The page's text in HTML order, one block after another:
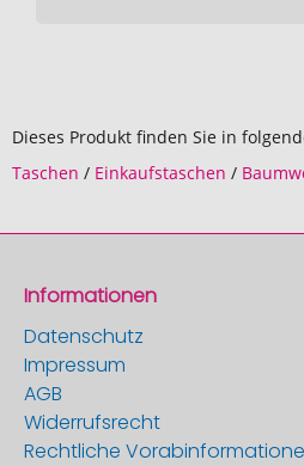
Dieses Produkt finden Sie in
Taschen / Einkaufstaschen /
Informationen
Datenschutz
Impressum
AGB
Widerrufsrecht
Rechtliche